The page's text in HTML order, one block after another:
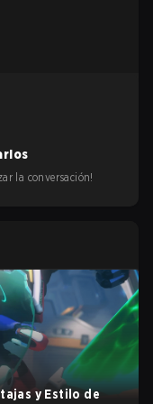
la conversación!
y Estilo de